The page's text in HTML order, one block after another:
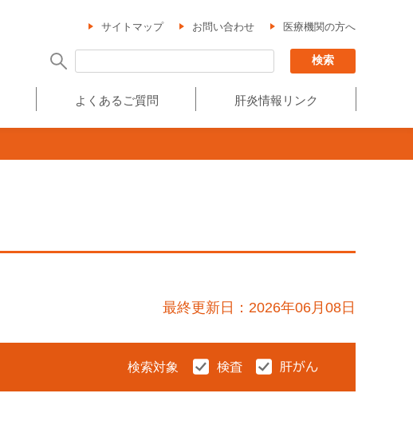
サイトマップ お問い合わせ 医療機関の方へ
よくあるご質問 肝炎情報リンク
最終更新日：2026年06月08日
検索対象